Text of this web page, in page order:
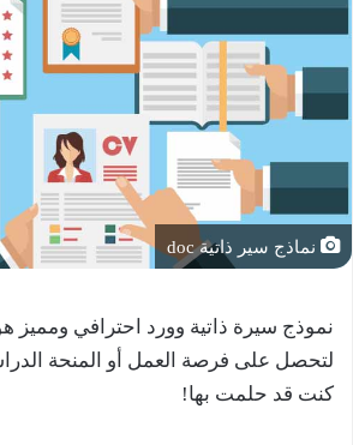
نماذج سير ذاتية doc
نموذج سيرة ذاتية وورد احترافي ومميز
لتحصل على فرصة العمل أو المنحة
كنت قد حلمت بها!